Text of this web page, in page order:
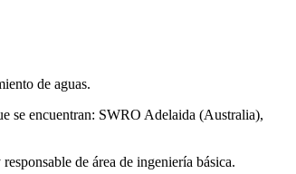
de aguas.
se encuentran: SWRO Adelaida (Australia),
de área de ingeniería básica.